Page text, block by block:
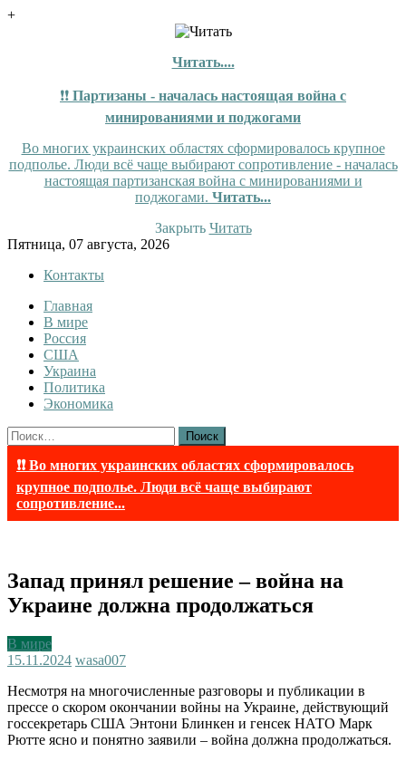
+
Читать....
❗❗ Партизаны - началась настоящая война с
минированиями и поджогами
Во многих украинских областях сформировалось крупное
подполье. Люди всё чаще выбирают сопротивление - началась
настоящая партизанская война с минированиями и
поджогами. Читать...
Закрыть Читать
Skip
content
Пятница, 07 августа, 2026
Контакты
InfoRuss
InfoRuss — Новости
Главная
В мире
Россия
США
Украина
Политика
Экономика
Найти:
❗❗ Во многих украинских областях сформировалось
крупное подполье. Люди всё чаще выбирают
сопротивление...
Запад принял решение – война на
Украине должна продолжаться
В мире
15.11.2024 wasa007
Несмотря на многочисленные разговоры и публикации в
прессе о скором окончании войны на Украине, действующий
госсекретарь США Энтони Блинкен и генсек НАТО Марк
Рютте ясно и понятно заявили – война должна продолжаться.